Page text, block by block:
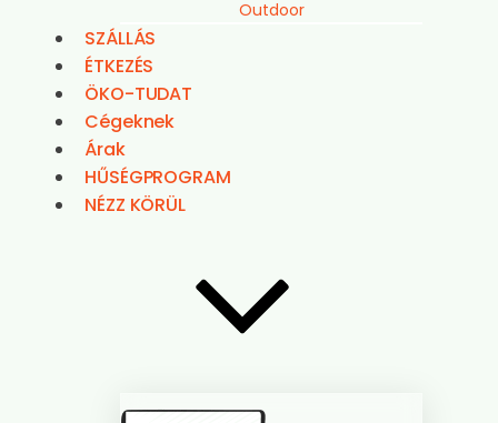
Outdoor
SZÁLLÁS
ÉTKEZÉS
ÖKO-TUDAT
Cégeknek
Árak
HŰSÉGPROGRAM
NÉZZ KÖRÜL